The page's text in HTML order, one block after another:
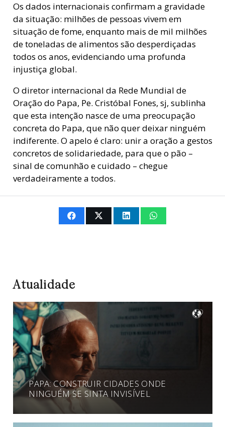
Os dados internacionais confirmam a gravidade
da situação: milhões de pessoas vivem em
situação de fome, enquanto mais de mil milhões
de toneladas de alimentos são desperdiçadas
todos os anos, evidenciando uma profunda
injustiça global.
O diretor internacional da Rede Mundial de
Oração do Papa, Pe. Cristóbal Fones, sj, sublinha
que esta intenção nasce de uma preocupação
concreta do Papa, que não quer deixar ninguém
indiferente. O apelo é claro: unir a oração a gestos
concretos de solidariedade, para que o pão –
sinal de comunhão e cuidado – chegue
verdadeiramente a todos.
Atualidade
PAPA: CONSTRUIR CIDADES ONDE
NINGUÉM SE SINTA INVISÍVEL